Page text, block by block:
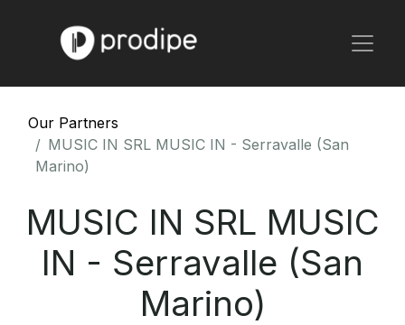
Our Partners
MUSIC IN SRL MUSIC IN - Serravalle (San
Marino)
MUSIC IN SRL MUSIC
IN - Serravalle (San
Marino)